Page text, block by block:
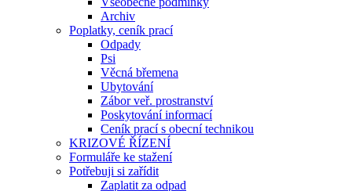
Archiv
Poplatky, ceník prací
Odpady
Psi
Věcná břemena
Ubytování
Zábor veř. prostranství
Poskytování informací
Ceník prací s obecní technikou
KRIZOVÉ ŘÍZENÍ
Formuláře ke stažení
Potřebuji si zařídit
Zaplatit za odpad